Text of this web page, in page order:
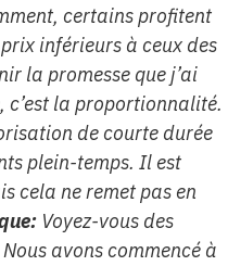
certains profitent
inférieurs à ceux des
la promesse que j’ai
c’est la proportionnalité.
de courte durée
plein-temps. Il est
cela ne remet pas en
Voyez-vous des
Nous avons commencé à